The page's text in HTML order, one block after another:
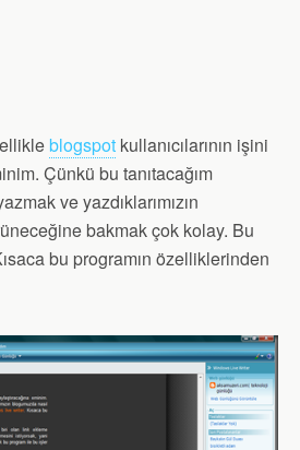
blogspot kullanıcılarının işini
Çünkü bu tanıtacağım
ve yazdıklarımızın
bakmak çok kolay. Bu
bu programın özelliklerinden